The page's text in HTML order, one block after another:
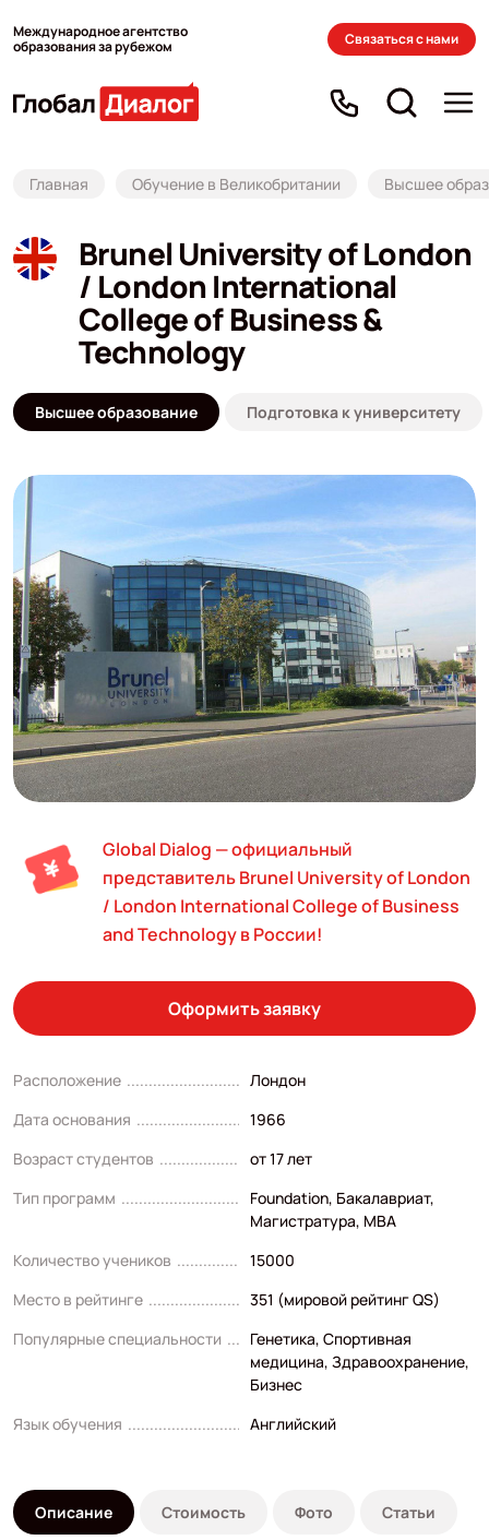
Международное агентство
образования за рубежом
Связаться с нами
Главная Обучение в Великобритании Высшее
Brunel University of London
/ London International
College of Business &
Technology
Высшее образование Подготовка к университету
Global Dialog — официальный
представитель Brunel University of London
/ London International College of Business
and Technology в России!
Оформить заявку
Расположение
Лондон
Дата основания
1966
Возраст студентов
от 17 лет
Тип программ
Foundation, Бакалавриат,
Магистратура, MBA
Количество учеников
15000
Место в рейтинге
351 (мировой рейтинг QS)
Популярные специальности
Генетика, Спортивная
медицина, Здравоохранение,
Бизнес
Язык обучения
Английский
Описание Стоимость Фото Статьи